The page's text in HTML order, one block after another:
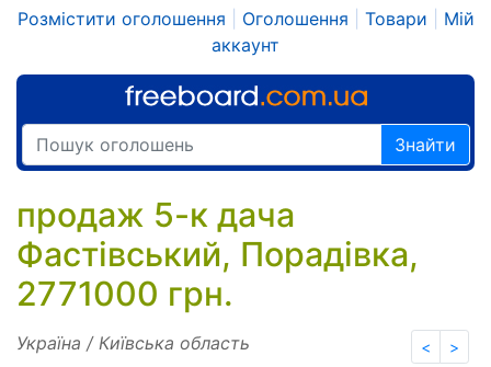
Розмістити оголошення Оголошення Товари
Мій
аккаунт
Знайти
продаж 5-к дача
Фастівський, Порадівка,
2771000 грн.
< >
Україна / Київська область